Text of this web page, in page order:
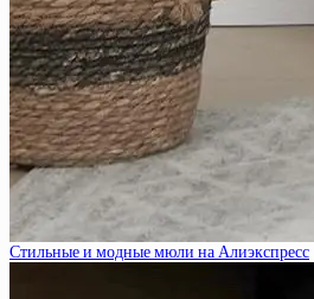
Стильные и модные мюли на Алиэкспресс